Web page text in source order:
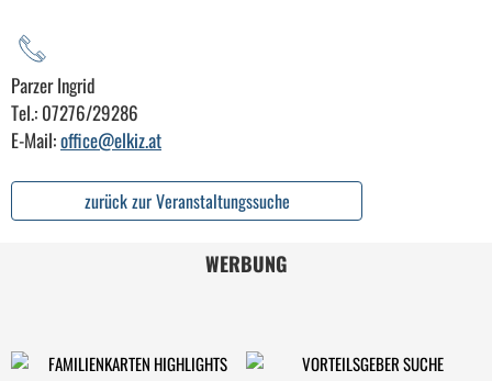
Parzer Ingrid
Tel.: 07276/29286
E-Mail:office@elkiz.at
zurück zur Veranstaltungssuche
WERBUNG